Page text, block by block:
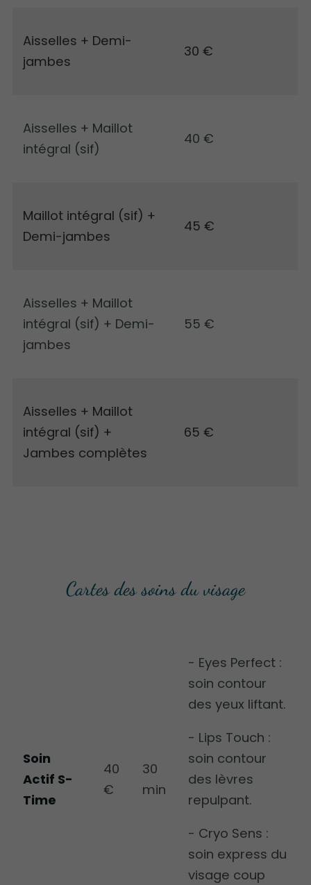
Aisselles + Demi-
jambes
30 €
Aisselles + Maillot
intégral (sif)
40 €
Maillot intégral (sif) +
Demi-jambes
45 €
Aisselles + Maillot
intégral (sif) + Demi-
jambes
55 €
Aisselles + Maillot
intégral (sif) +
Jambes complètes
65 €
Cartes des soins du visage
Soin
Actif S-
Time
40
€
30
min
- Eyes Perfect :
soin contour
des yeux liftant.
- Lips Touch :
soin contour
des lèvres
repulpant.
- Cryo Sens :
soin express du
visage coup